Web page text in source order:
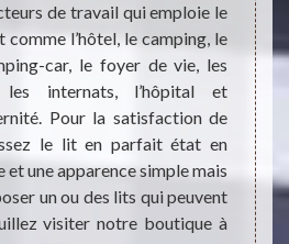
de travail qui emploie le
l’hôtel, le camping, le
car, le foyer de vie, les
les internats, l’hôpital et
Pour la satisfaction de
le lit en parfait état en
et une apparence simple mais
un ou des lits qui peuvent
visiter notre boutique à
Les
dans
est